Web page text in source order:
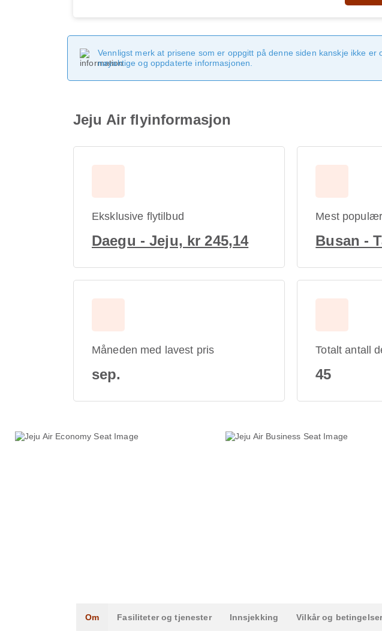
Vennligst merk at prisene som er oppgitt på denne siden kanskje ikke
nøyaktige og oppdaterte informasjonen.
Jeju Air flyinformasjon
Eksklusive flytilbud
Daegu - Jeju, kr 245,14
Mest
Busan -
Måneden med lavest pris
sep.
Totalt antall
45
Om Fasiliteter og tjenester Innsjekking Vilkår og